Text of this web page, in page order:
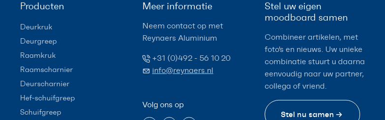
Producten
Deurkruk
Deurgreep
Raamkruk
Raamscharnier
Deurscharnier
Hef-schuifgreep
Schuifgreep
Meer informatie
Neem contact op met
Reynaers Aluminium
+31 (0)492 - 56 10 20
info@reynaers.nl
Volg ons op
Stel uw eigen
moodboard samen
Combineer artikelen, met
foto's en nieuws. Uw unieke
combinatie stuurt u daarna
eenvoudig naar uw partner,
collega of vriend.
Stel nu samen